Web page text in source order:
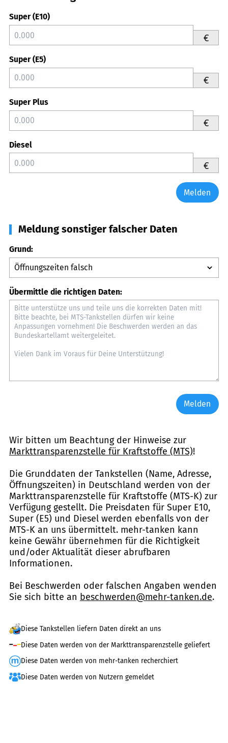
Super (E10)
€
Super (E5)
€
Super Plus
€
Diesel
€
Melden
Meldung sonstiger falscher Daten
Grund:
Übermittle die richtigen Daten:
Melden
Wir bitten um Beachtung der Hinweise zur
Markttransparenzstelle für Kraftstoffe (MTS)!
Die Grunddaten der Tankstellen (Name, Adresse,
Öffnungszeiten) in Deutschland werden von der
Markttransparenzstelle für Kraftstoffe (MTS-K) zur
Verfügung gestellt. Die Preisdaten für Super E10,
Super (E5) und Diesel werden ebenfalls von der
MTS-K an uns übermittelt. mehr-tanken kann
keine Gewähr übernehmen für die Richtigkeit
und/oder Aktualität dieser abrufbaren
Informationen.
Bei Beschwerden oder falschen Angaben wenden
Sie sich bitte an beschwerden@mehr-tanken.de.
Diese Tankstellen liefern Daten direkt an uns
Diese Daten werden von der Markttransparenzstelle geliefert
Diese Daten werden von mehr-tanken recherchiert
Diese Daten werden von Nutzern gemeldet